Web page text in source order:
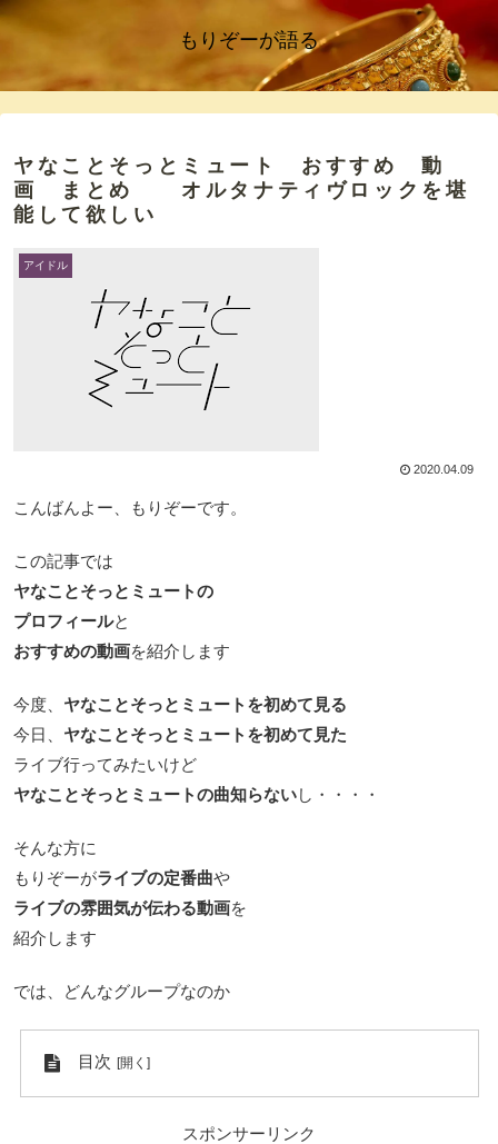
もりぞーが語る
ヤなことそっとミュート おすすめ 動
画 まとめ オルタナティヴロックを堪
能して欲しい
アイドル
2020.04.09
こんばんよー、もりぞーです。
この記事では
ヤなことそっとミュートの
プロフィールと
おすすめの動画を紹介します
今度、 ヤなことそっとミュートを初めて見る
今日、 ヤなことそっとミュートを初めて見た
ライブ行ってみたいけど
ヤなことそっとミュートの曲知らないし・・・・
そんな方に
もりぞーがライブの定番曲や
ライブの雰囲気が伝わる動画を
紹介します
では、どんなグループなのか
目次
スポンサーリンク